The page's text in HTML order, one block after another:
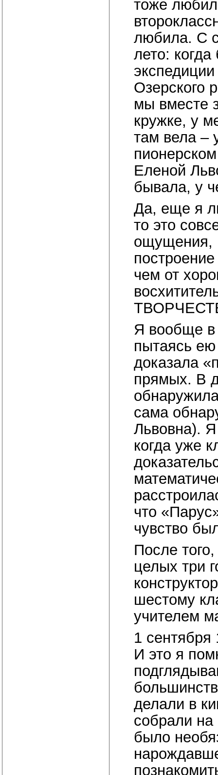
тоже
любила. С
лето:
Озерского
мы вместе
кружке, у
там вела –
Еленой
бывала, у
Да, еще я
то это
ощущения,
чем от
Я вообще в
пытаясь
доказала
прямых. В
сама
Львовна).
когда уже
что
чувство
После
целых три
шестому
учителем
1 сентября
И это я
делали в
собрали на
было